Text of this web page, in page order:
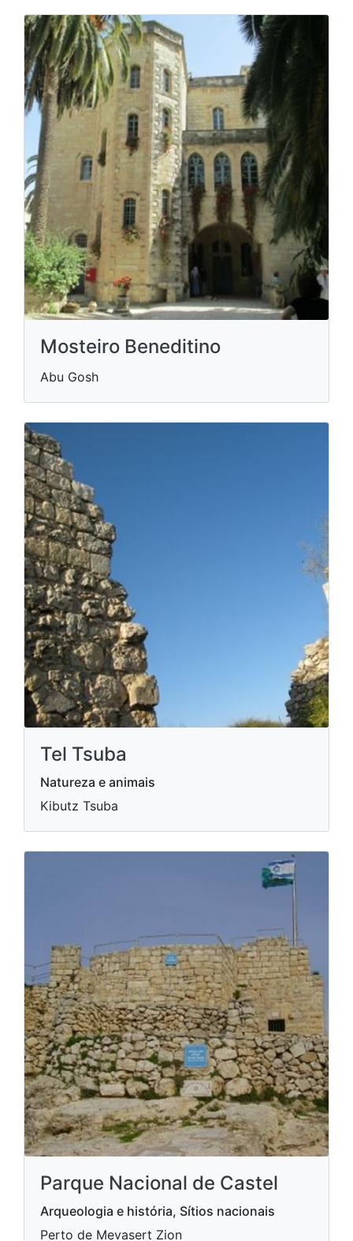
Mosteiro Beneditino
Abu Gosh
Tel Tsuba
Natureza e animais
Kibutz Tsuba
Parque Nacional de Castel
Arqueologia e história, Sítios nacionais
Perto de Mevasert Zion